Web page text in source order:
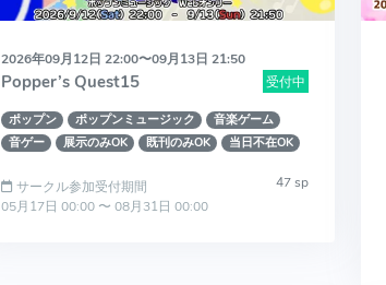
2026年09月12日 22:00〜09月13日 21:50
受付中
Popper’s Quest15
ポップン ポップンミュージック
音楽ゲーム
音ゲー
展示のみOK 既刊のみOK 当日不在OK
47 sp
サークル参加受付期間
05月17日 00:00 〜 08月31日 00:00